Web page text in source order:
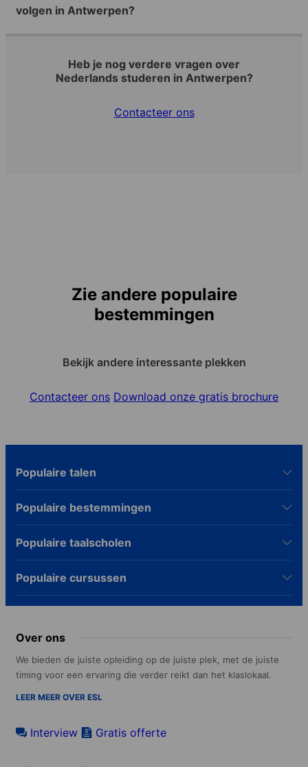
volgen in Antwerpen?
Heb je nog verdere vragen over
Nederlands studeren in Antwerpen?
Contacteer ons
Zie andere populaire
bestemmingen
Bekijk andere interessante plekken
Contacteer ons Download onze gratis brochure
Populaire talen
Populaire bestemmingen
Populaire taalscholen
Populaire cursussen
Over ons
We bieden de juiste opleiding op de juiste plek, met de juiste
timing voor een ervaring die verder reikt dan het klaslokaal.
LEER MEER OVER ESL
Interview Gratis offerte